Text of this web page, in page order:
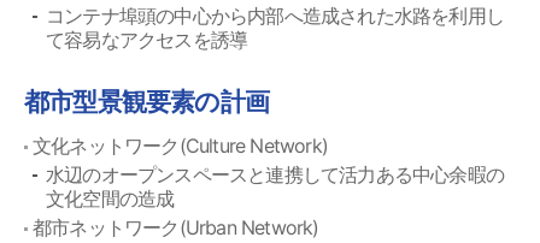
コンテナ埠頭の中心から内部へ造成された水路を利用し
て容易なアクセスを誘導
都市型景観要素の計画
文化ネットワーク(Culture Network)
水辺のオープンスペースと連携して活力ある中心余暇の
文化空間の造成
都市ネットワーク(Urban Network)